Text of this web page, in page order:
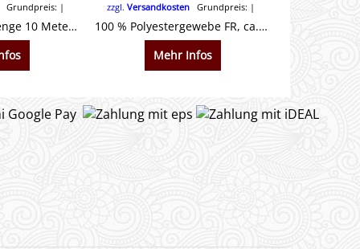
Mindestbestellmenge 10 Meter. 100 % Polyestergewebe FR, ca. 250 g/m², ca. 150 cm breit Schön weich fallender Stoff. Beidseitig gleiche Farbe.
zzgl.Versandkosten Grundpreis:
100 % Polyestergewebe FR, ca. 250 g/m², ca. 140 cm breit Schön weich fallender Stoff. Beidseitig gleiche Farbe.
Mehr Infos
zzgl.